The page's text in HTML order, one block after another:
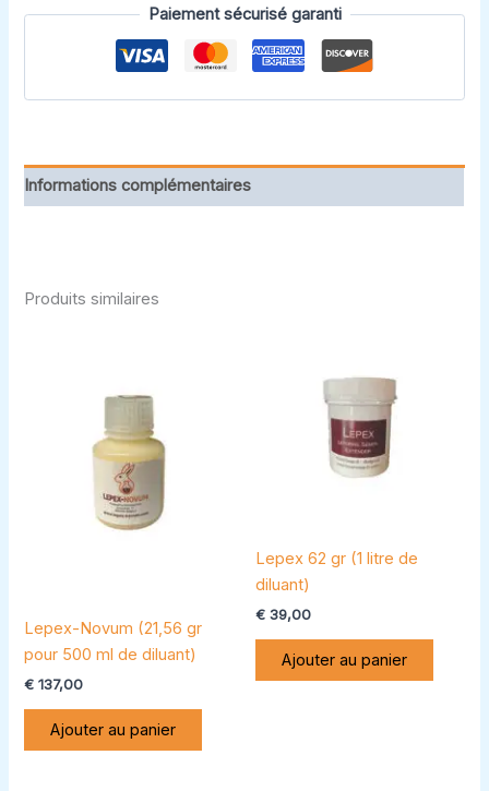
Paiement sécurisé garanti
Informations complémentaires
Produits similaires
Lepex-Novum (21,56 gr
pour 500 ml de diluant)
€ 137,00
Ajouter au panier
Lepex 62 gr (1 litre de
diluant)
€ 39,00
Ajouter au panier